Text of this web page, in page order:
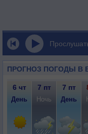
ПРОГНОЗ ПОГОДЫ В
6 чт 7 пт 7 пт
День Ночь День